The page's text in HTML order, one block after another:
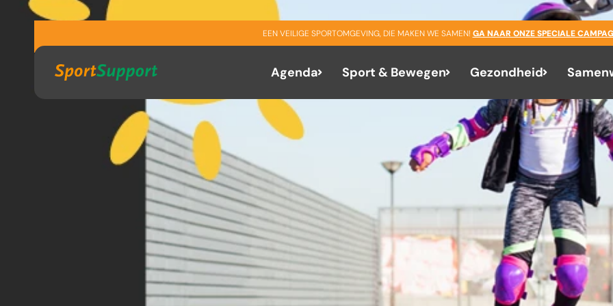
EEN VEILIGE SPORTOMGEVING, DIE MAKEN WE SAMEN! GA NAAR ONZE SPECIALE
Agenda Sport & Bewegen Gezondheid